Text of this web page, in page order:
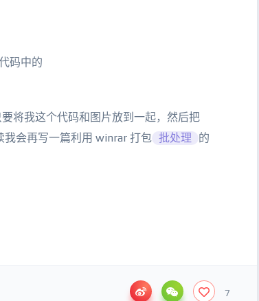
码中的
将我这个代码和图片放到一起，然后把
我会再写一篇利用 winrar 打包 批处理
的
7